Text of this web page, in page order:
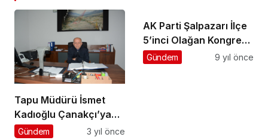
Tapu Müdürü İsmet
Kadıoğlu Çanakçı’ya
atandı
Gündem 3 yıl önce
AK Parti Şalpazarı İlçe
5’inci Olağan Kongresi
yapıldı
Gündem 9 yıl önce